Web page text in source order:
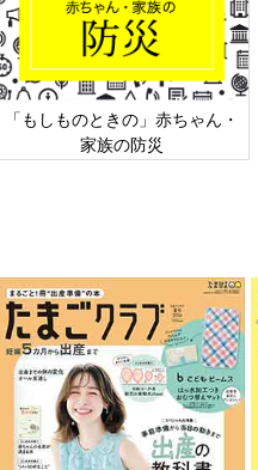
「もしものときの」赤ちゃん・
家族の防災